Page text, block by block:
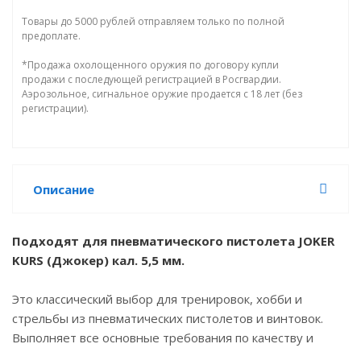
Товары до 5000 рублей отправляем только по полной
предоплате.
*Продажа охолощенного оружия по договору купли
продажи с последующей регистрацией в Росгвардии.
Аэрозольное, сигнальное оружие продается с 18 лет (без
регистрации).
Описание
Подходят для пневматического пистолета JOKER
KURS (Джокер) кал. 5,5 мм.
Это классический выбор для тренировок, хобби и
стрельбы из пневматических пистолетов и винтовок.
Выполняет все основные требования по качеству и